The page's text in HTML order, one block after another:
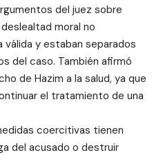
del juez sobre
moral no
y estaban separados
del caso. También afirmó
de Hazim a la salud, ya que
el tratamiento de una
coercitivas tienen
del acusado o destruir